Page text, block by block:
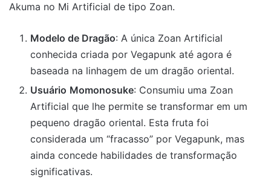
Akuma no Mi Artificial de tipo Zoan.
Modelo de Dragão: A única Zoan Artificial
conhecida criada por Vegapunk até agora é
baseada na linhagem de um dragão oriental.
Usuário Momonosuke: Consumiu uma Zoan
Artificial que lhe permite se transformar em um
pequeno dragão oriental. Esta fruta foi
considerada um “fracasso” por Vegapunk, mas
ainda concede habilidades de transformação
significativas.